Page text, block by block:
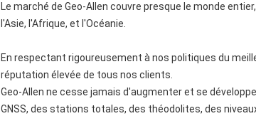
Le marché de Geo-Allen couvre presque le monde
l'Asie, l'Afrique, et l'Océanie.
En respectant rigoureusement à nos politiques du
réputation élevée de tous nos clients.
Geo-Allen ne cesse jamais d'augmenter et se
GNSS, des stations totales, des théodolites, des